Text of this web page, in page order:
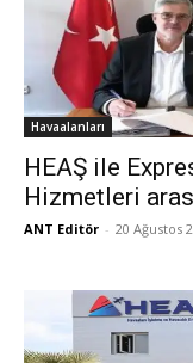
Havaalanları
HEAŞ ile
Hizmetleri
ANT Editör - 20 Ağustos